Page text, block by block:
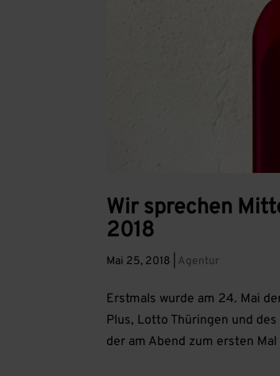
Wir sprechen
2018
Mai 25, 2018 Agentur
Erstmals wurde am 24. Mai
Plus, Lotto Thüringen und
der am Abend zum ersten